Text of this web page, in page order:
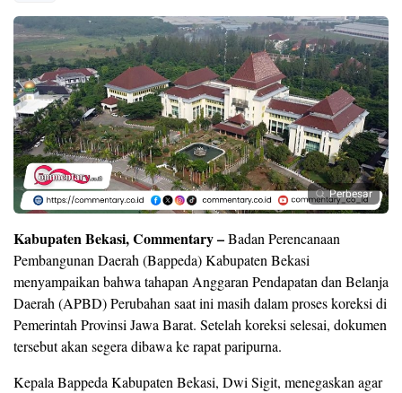
Perbesar
Kabupaten Bekasi, Commentary –Badan Perencanaan
Pembangunan Daerah (Bappeda) Kabupaten Bekasi
menyampaikan bahwa tahapan Anggaran Pendapatan dan Belanja
Daerah (APBD) Perubahan saat ini masih dalam proses koreksi di
Pemerintah Provinsi Jawa Barat. Setelah koreksi selesai, dokumen
tersebut akan segera dibawa ke rapat paripurna.
Kepala Bappeda Kabupaten Bekasi, Dwi Sigit, menegaskan agar